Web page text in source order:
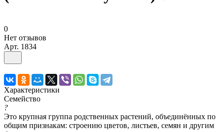
0
Нет отзывов
Арт. 1834
Характеристики
Семейство
?
Это крупная группа родственных растений, объединённых по
общим признакам: строению цветов, листьев, семян и другим